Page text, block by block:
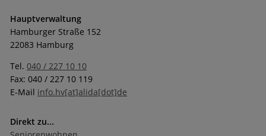
Hauptverwaltung
Hamburger Straße 152
22083 Hamburg
Tel. 040 / 227 10 10
Fax: 040 / 227 10 119
E-Mail info.hv[at]alida[dot]de
Direkt zu...